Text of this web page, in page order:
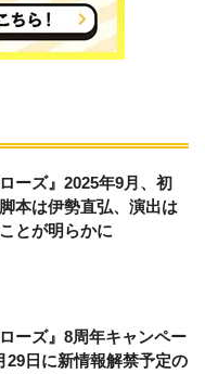
ーズ』2025年9月、初
本は伊勢直弘、演出は
とが明らかに
ーズ』8周年キャンペー
日に新情報解禁予定の